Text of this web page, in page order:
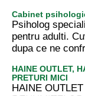
Cabinet
Psiholog
pentru adulti.
dupa ce ne
HAINE OUTLET,
PRETURI MICI
HAINE